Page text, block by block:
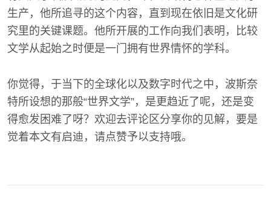
生产，他所追寻的这个内容，直到现在依旧是文化研
究里的关键课题。他所开展的工作向我们表明，比较
文学从起始之时便是一门拥有世界情怀的学科。
你觉得，于当下的全球化以及数字时代之中，波斯奈
特所设想的那般“世界文学”，是更趋近了呢，还是变
得愈发困难了呀？欢迎去评论区分享你的见解，要是
觉着本文有启迪，请点赞予以支持哦。